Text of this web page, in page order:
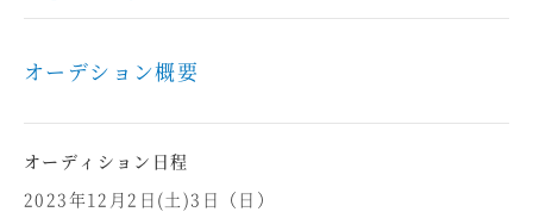
オーデション概要
オーディション日程
2023年12月2日(土)3日（日）